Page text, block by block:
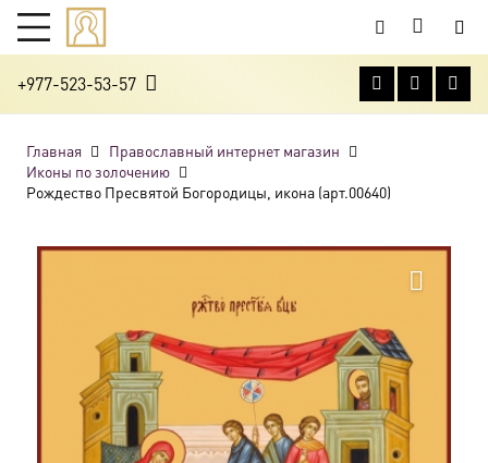
+977-523-53-57
Главная
Православный интернет магазин
Иконы по золочению
Рождество Пресвятой Богородицы, икона (арт.00640)